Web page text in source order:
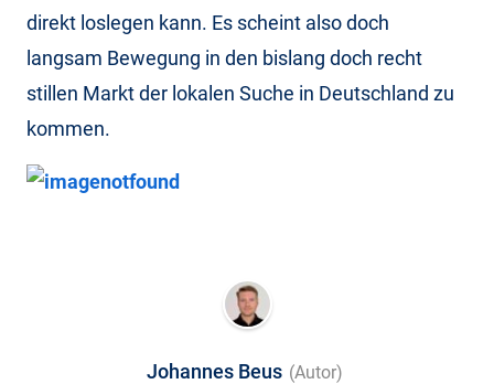
direkt loslegen kann. Es scheint also doch
langsam Bewegung in den bislang doch recht
stillen Markt der lokalen Suche in Deutschland zu
kommen.
Johannes Beus (Autor)